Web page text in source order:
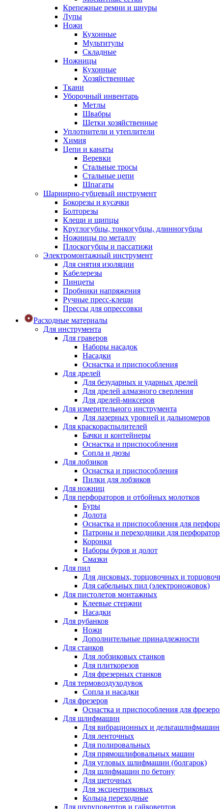
Крепежные ремни и шнуры
Лупы
Ножи
Кухонные
Мультитулы
Складные
Ножницы
Кухонные
Хозяйственные
Ткани
Уборочный инвентарь
Метлы
Швабры
Щетки хозяйственные
Уплотнители и утеплители
Химия
Цепи и канаты
Веревки
Стальные тросы
Стальные цепи
Шпагаты
Шарнирно-губцевый инструмент
Бокорезы и кусачки
Болторезы
Клещи и щипцы
Круглогубцы, тонкогубцы, длинногубцы
Ножницы по металлу
Плоскогубцы и пассатижи
Электромонтажный инструмент
Для снятия изоляции
Кабелерезы
Пинцеты
Пробники напряжения
Ручные пресс-клещи
Прессы для опрессовки
Расходные материалы
Для инструмента
Для граверов
Наборы насадок
Насадки
Оснастка и приспособления
Для дрелей
Для безударных и ударных дрелей
Для дрелей алмазного сверления
Для дрелей-миксеров
Для измерительного инструмента
Для лазерных уровней и дальномеров
Для краскораспылителей
Бачки и контейнеры
Оснастка и приспособления
Сопла и дюзы
Для лобзиков
Оснастка и приспособления
Пилки для лобзиков
Для ножниц
Для перфораторов и отбойных молотков
Буры
Долота
Оснастка и приспособления для
Патроны и переходники для
Коронки
Наборы буров и долот
Смазки
Для пил
Для дисковых, торцовочных и
Для сабельных пил (электроножовок)
Для пистолетов монтажных
Клеевые стержни
Насадки
Для рубанков
Ножи
Дополнительные принадлежности
Для станков
Для лобзиковых станков
Для плиткорезов
Для фрезерных станков
Для термовоздуходувок
Сопла и насадки
Для фрезеров
Оснастка и приспособления для
Для шлифмашин
Для вибрационных и дельташлифмашин
Для ленточных
Для полировальных
Для прямошлифовальных машин
Для угловых шлифмашин (болгарок)
Для шлифмашин по бетону
Для щеточных
Для эксцентриковых
Кольца переходные
Для шуруповертов и гайковертов